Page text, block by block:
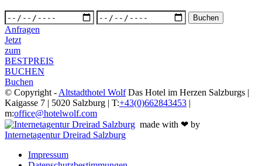
Anfragen
Jetzt
zum
BESTPREIS
BUCHEN
Buchen
© Copyright - Altstadthotel WolfDas Hotel im Herzen Salzburgs |
Kaigasse 7 | 5020 Salzburg | T:+43(0)662843453 |
m:office@hotelwolf.com
made with ❤ by
Internetagentur Dreirad Salzburg
Impressum